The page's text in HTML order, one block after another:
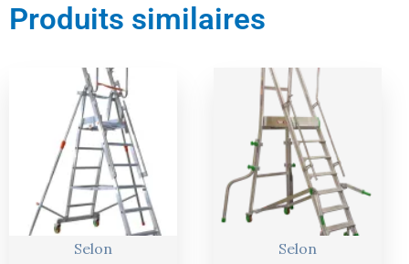
Produits similaires
Selon
Le
prix
actuel
est :
1101,00 €.
Selon
Le
prix
actuel
est :
1975,00 €.